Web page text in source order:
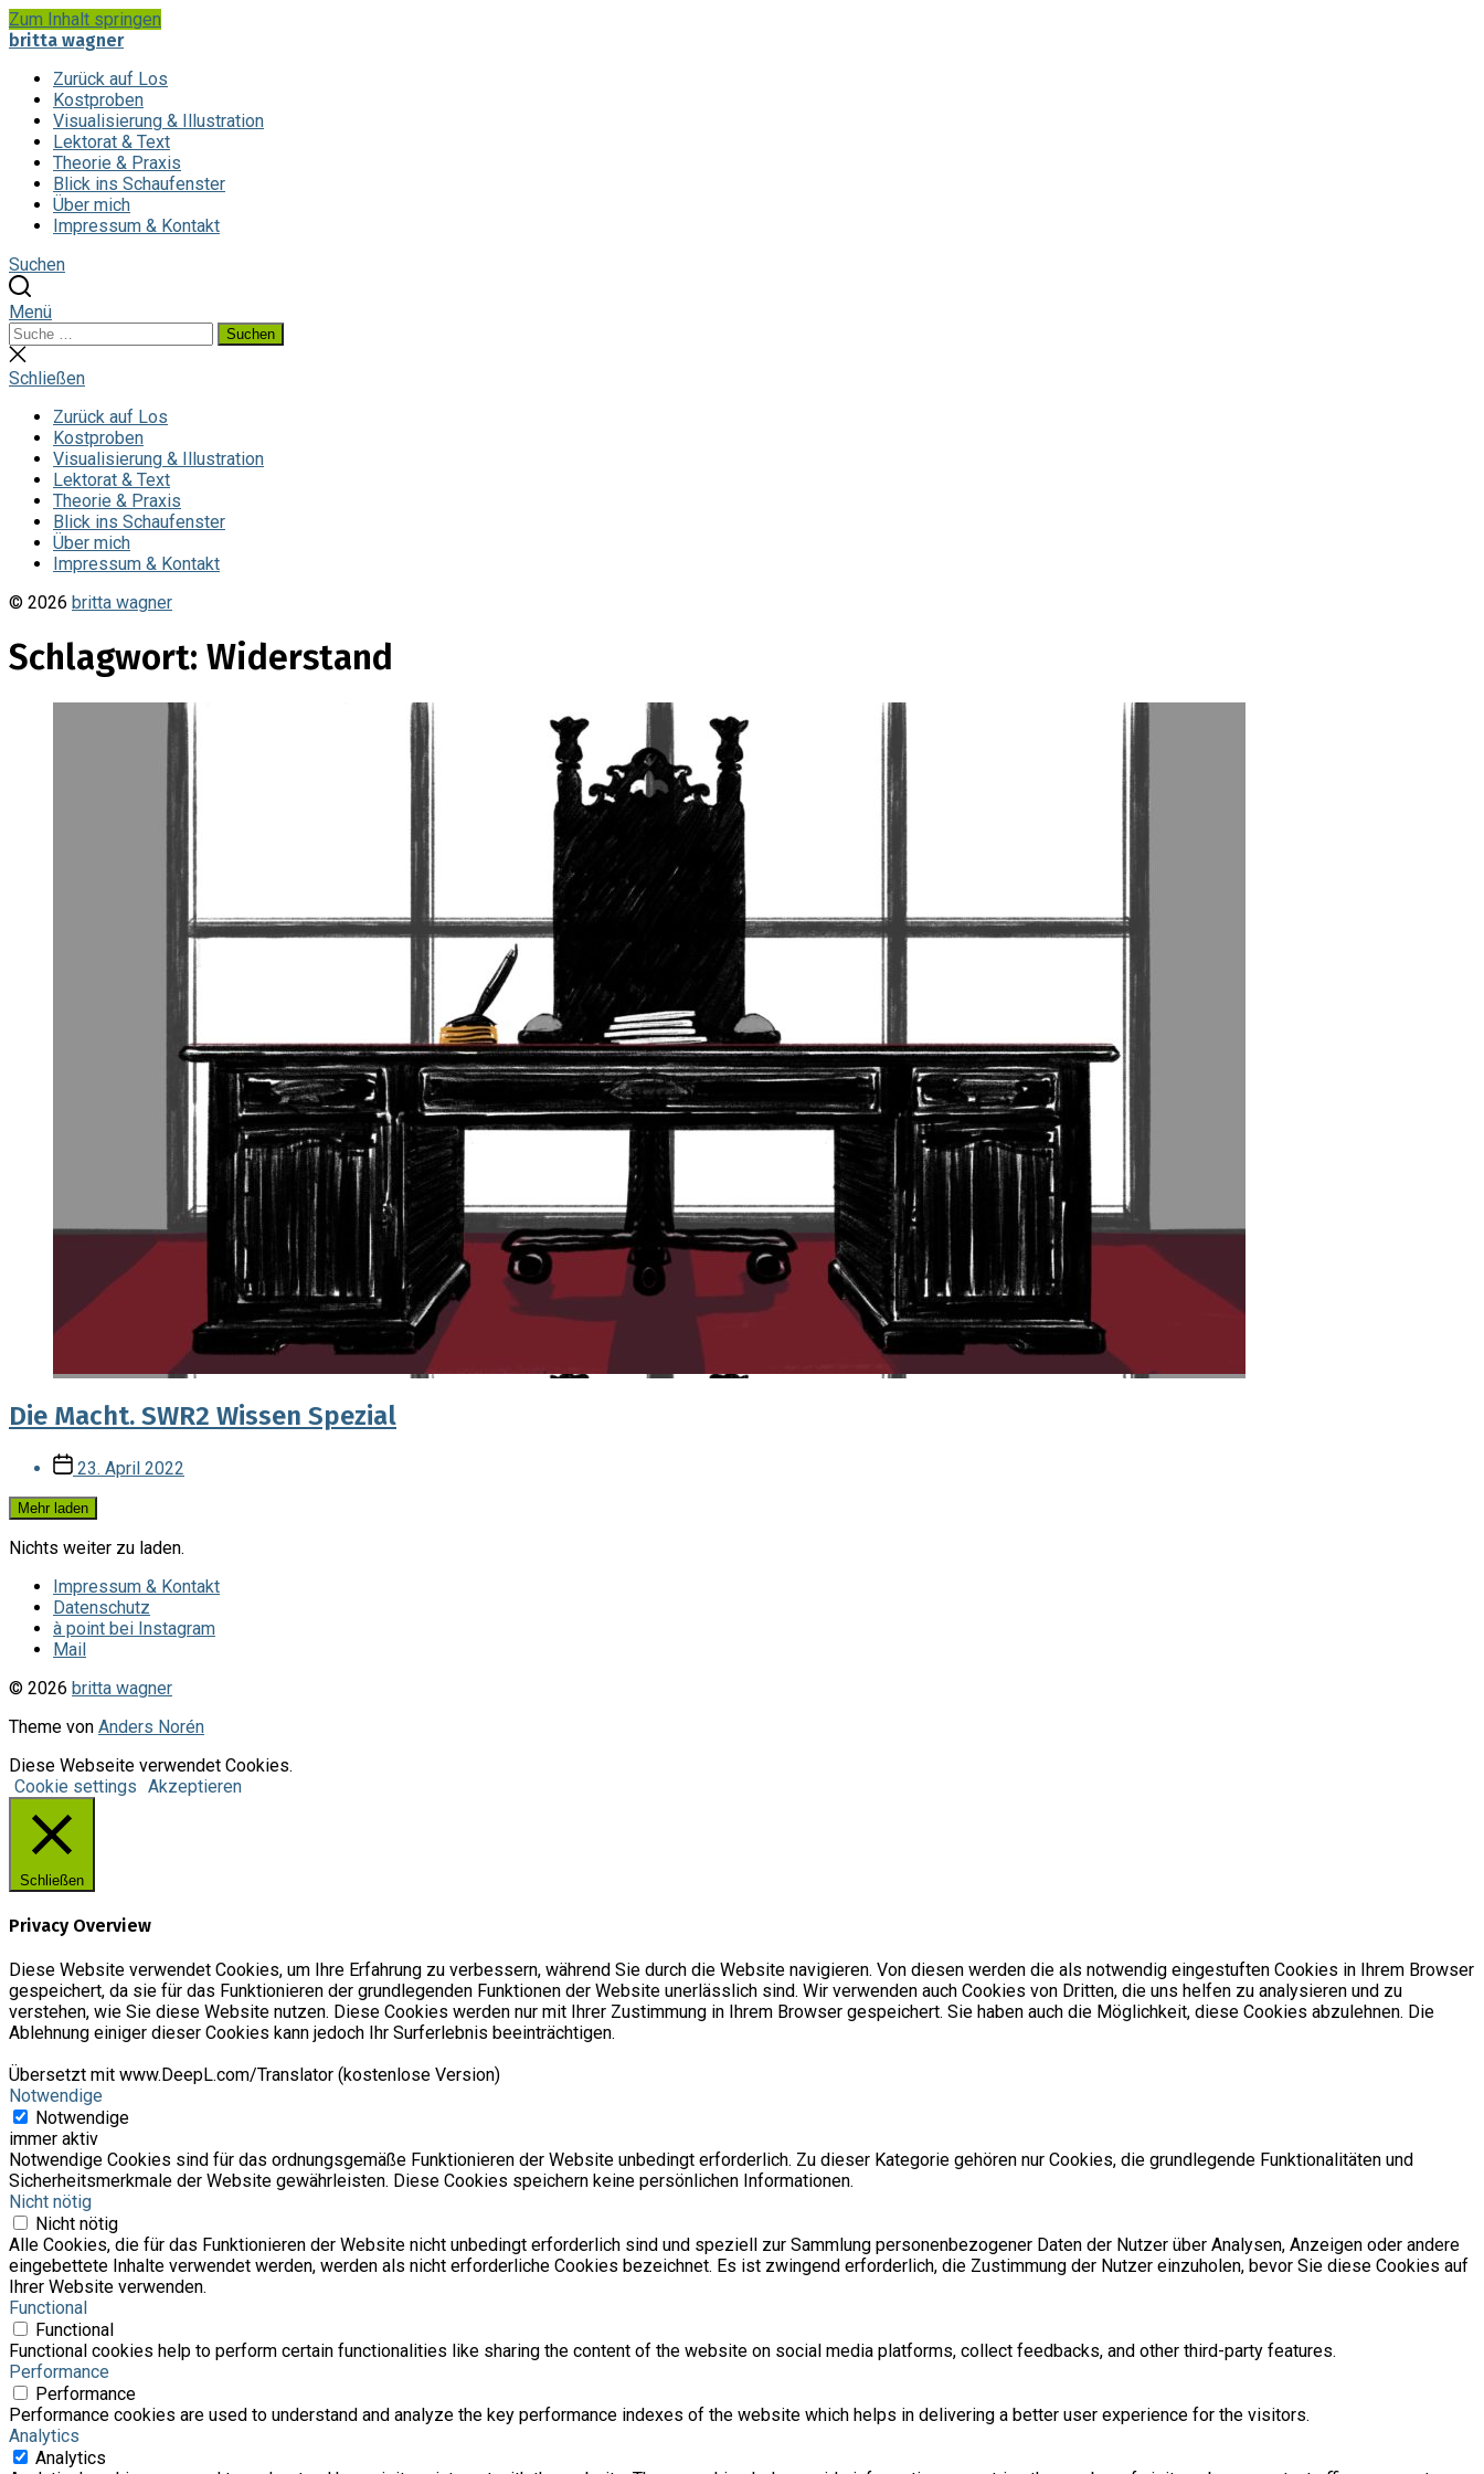
Zum Inhalt springen
britta wagner
Zurück auf Los
Kostproben
Visualisierung & Illustration
Lektorat & Text
Theorie & Praxis
Blick ins Schaufenster
Über mich
Impressum & Kontakt
Suchen
Menü
Suchen
nach:
Suchen
Suche
schließen
Schließen
Zurück auf Los
Kostproben
Visualisierung & Illustration
Lektorat & Text
Theorie & Praxis
Blick ins Schaufenster
Über mich
Impressum & Kontakt
© 2026 britta wagner
Schlagwort: Widerstand
Die Macht. SWR2 Wissen Spezial
Veröffentlichungsdatum
23. April 2022
Mehr laden
Nichts weiter zu laden.
Impressum & Kontakt
Datenschutz
à point bei Instagram
Mail
© 2026 britta wagner
Theme von Anders Norén
Diese Webseite verwendet Cookies.
Cookie settings Akzeptieren
Schließen
Privacy Overview
Diese Website verwendet Cookies, um Ihre Erfahrung zu verbessern, während Sie durch die Website navigieren. Von diesen werden die als notwendig eingestuften Cookies in Ihrem Browser
gespeichert, da sie für das Funktionieren der grundlegenden Funktionen der Website unerlässlich sind. Wir verwenden auch Cookies von Dritten, die uns helfen zu analysieren und zu
verstehen, wie Sie diese Website nutzen. Diese Cookies werden nur mit Ihrer Zustimmung in Ihrem Browser gespeichert. Sie haben auch die Möglichkeit, diese Cookies abzulehnen. Die
Ablehnung einiger dieser Cookies kann jedoch Ihr Surferlebnis beeinträchtigen.
Übersetzt mit www.DeepL.com/Translator (kostenlose Version)
Notwendige
Notwendige
immer aktiv
Notwendige Cookies sind für das ordnungsgemäße Funktionieren der Website unbedingt erforderlich. Zu dieser Kategorie gehören nur Cookies, die grundlegende Funktionalitäten und
Sicherheitsmerkmale der Website gewährleisten. Diese Cookies speichern keine persönlichen Informationen.
Nicht nötig
Nicht nötig
Alle Cookies, die für das Funktionieren der Website nicht unbedingt erforderlich sind und speziell zur Sammlung personenbezogener Daten der Nutzer über Analysen, Anzeigen oder andere
eingebettete Inhalte verwendet werden, werden als nicht erforderliche Cookies bezeichnet. Es ist zwingend erforderlich, die Zustimmung der Nutzer einzuholen, bevor Sie diese Cookies auf
Ihrer Website verwenden.
Functional
Functional
Functional cookies help to perform certain functionalities like sharing the content of the website on social media platforms, collect feedbacks, and other third-party features.
Performance
Performance
Performance cookies are used to understand and analyze the key performance indexes of the website which helps in delivering a better user experience for the visitors.
Analytics
Analytics